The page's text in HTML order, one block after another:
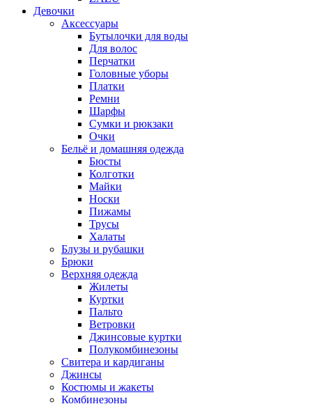
Девочки
Аксессуары
Бутылочки для воды
Для волос
Перчатки
Головные уборы
Платки
Ремни
Шарфы
Сумки и рюкзаки
Очки
Бельё и домашняя одежда
Бюсты
Колготки
Майки
Носки
Пижамы
Трусы
Халаты
Блузы и рубашки
Брюки
Верхняя одежда
Жилеты
Куртки
Пальто
Ветровки
Джинсовые куртки
Полукомбинезоны
Свитера и кардиганы
Джинсы
Костюмы и жакеты
Комбинезоны